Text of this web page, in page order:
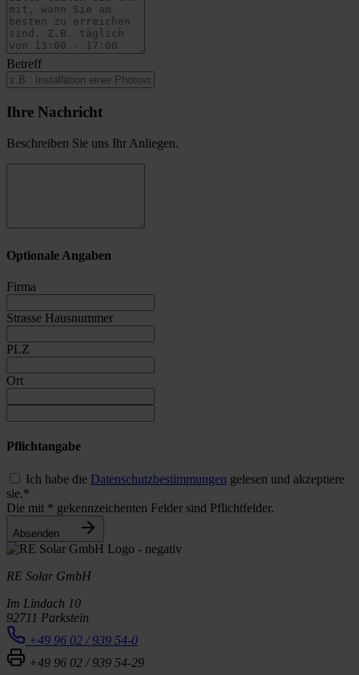
Betreff
Ihre Nachricht
Beschreiben Sie uns Ihr Anliegen.
Optionale Angaben
Firma
Strasse Hausnummer
PLZ
Ort
Pflichtangabe
Ich habe die Datenschutzbestimmungen gelesen und akzeptiere
sie.*
Die mit * gekennzeichenten Felder sind Pflichtfelder.
Absenden
RE Solar GmbH
Im Lindach 10
92711 Parkstein
+49 96 02 / 939 54-0
+49 96 02 / 939 54-29